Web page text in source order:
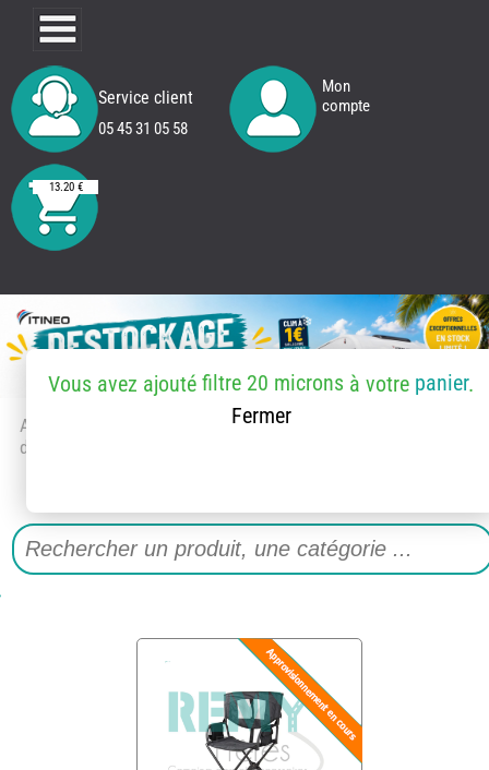
Service client
05 45 31 05 58
Mon
compte
13.20 €
Accueil
> Accessoires et pièces
détachées
Vous avez ajoutéfiltre 20 microns à votre panier.
Fermer